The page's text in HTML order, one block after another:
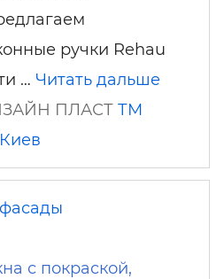
ручки Rehau
… Читать дальше
ПЛАСТ ТМ
Киев
с покраской,